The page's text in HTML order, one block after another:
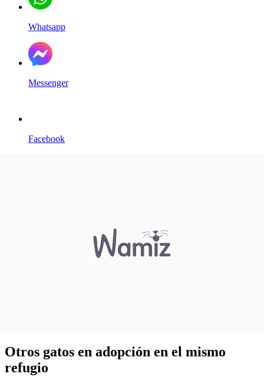
Whatsapp
Messenger
Facebook
Otros gatos en adopción en el mismo
refugio